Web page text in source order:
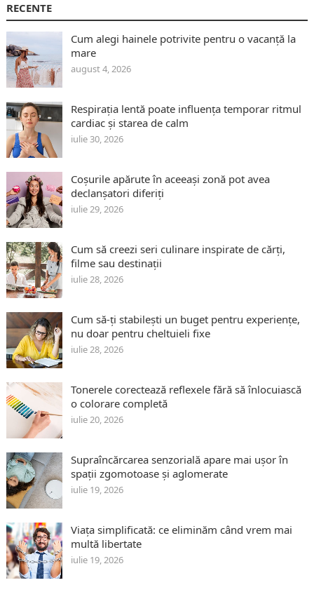
RECENTE
Cum alegi hainele potrivite pentru o vacanță la
mare
august 4, 2026
Respirația lentă poate influența temporar ritmul
cardiac și starea de calm
iulie 30, 2026
Coșurile apărute în aceeași zonă pot avea
declanșatori diferiți
iulie 29, 2026
Cum să creezi seri culinare inspirate de cărți,
filme sau destinații
iulie 28, 2026
Cum să-ți stabilești un buget pentru experiențe,
nu doar pentru cheltuieli fixe
iulie 28, 2026
Tonerele corectează reflexele fără să înlocuiască
o colorare completă
iulie 20, 2026
Supraîncărcarea senzorială apare mai ușor în
spații zgomotoase și aglomerate
iulie 19, 2026
Viața simplificată: ce eliminăm când vrem mai
multă libertate
iulie 19, 2026